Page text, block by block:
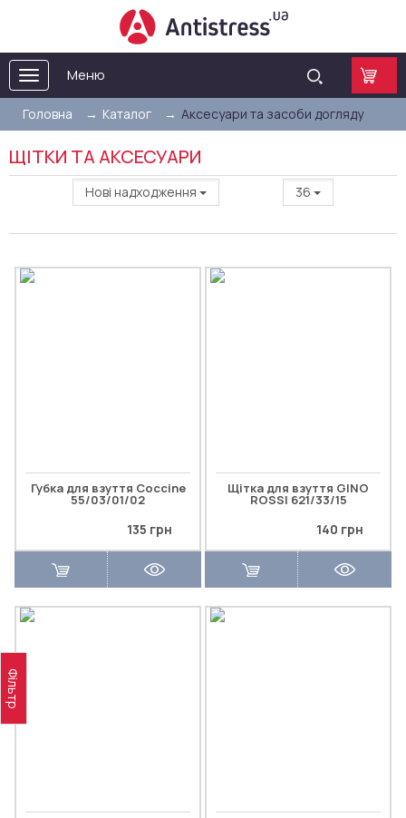
Toggle
navigation
Меню
Головна Каталог Аксесуари та засоби догляду
ЩІТКИ ТА АКСЕСУАРИ
Нові надходження 36
Фільтр
Губка для взуття Coccine
55/03/01/02
135 грн
Щітка для взуття GINO
ROSSI 621/33/15
140 грн